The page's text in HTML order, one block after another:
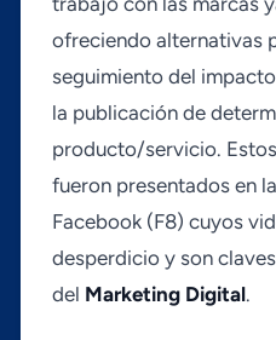
ofreciendo alternativas
seguimiento del
la publicación de
producto/servicio.
fueron presentados en
Facebook (F8) cuyos
desperdicio y son
del Marketing Digital.